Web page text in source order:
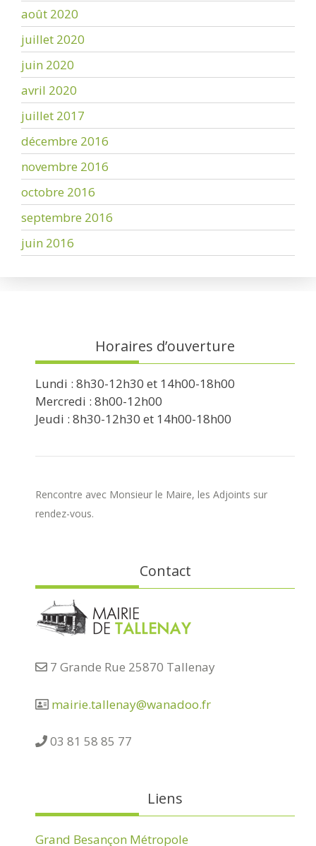
août 2020
juillet 2020
juin 2020
avril 2020
juillet 2017
décembre 2016
novembre 2016
octobre 2016
septembre 2016
juin 2016
Horaires d’ouverture
Lundi : 8h30-12h30 et 14h00-18h00
Mercredi : 8h00-12h00
Jeudi : 8h30-12h30 et 14h00-18h00
Rencontre avec Monsieur le Maire, les Adjoints sur
rendez-vous.
Contact
7 Grande Rue 25870 Tallenay
mairie.tallenay@wanadoo.fr
03 81 58 85 77
Liens
Grand Besançon Métropole